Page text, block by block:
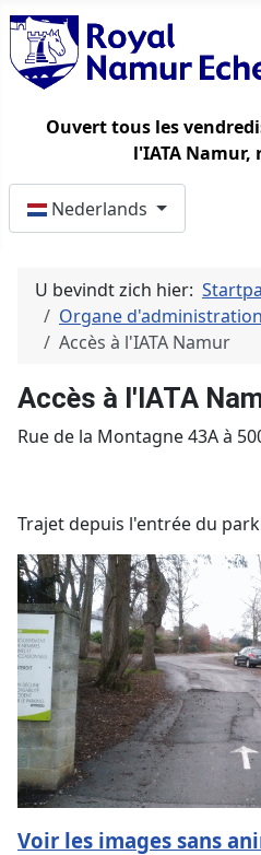
Ouvert tous les
l'IATA Namur,
Nederlands
U bevindt zich hier:
Organe d'administration
Accès à l'IATA Namur
Accès à l'IATA
Rue de la Montagne 43A à
Trajet depuis l'entrée du
Voir les images sans